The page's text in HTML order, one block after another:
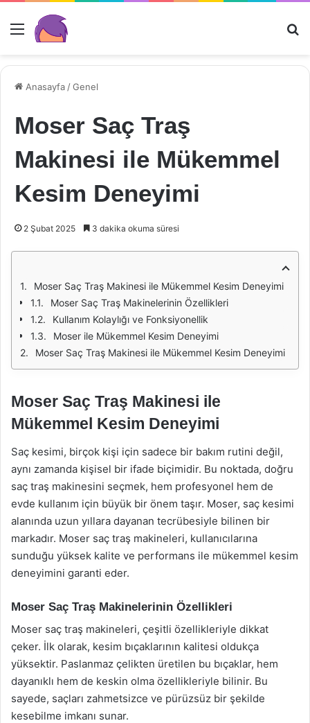
Menü
Anasayfa /Genel
Moser Saç Traş
Makinesi ile Mükemmel
Kesim Deneyimi
2 Şubat 2025 3 dakika okuma süresi
Moser Saç Traş Makinesi ile Mükemmel Kesim Deneyimi
Moser Saç Traş Makinelerinin Özellikleri
Kullanım Kolaylığı ve Fonksiyonellik
Moser ile Mükemmel Kesim Deneyimi
Moser Saç Traş Makinesi ile Mükemmel Kesim Deneyimi
Moser Saç Traş Makinesi ile
Mükemmel Kesim Deneyimi
Saç kesimi, birçok kişi için sadece bir bakım rutini değil,
aynı zamanda kişisel bir ifade biçimidir. Bu noktada, doğru
saç traş makinesini seçmek, hem profesyonel hem de
evde kullanım için büyük bir önem taşır. Moser, saç kesimi
alanında uzun yıllara dayanan tecrübesiyle bilinen bir
markadır. Moser saç traş makineleri, kullanıcılarına
sunduğu yüksek kalite ve performans ile mükemmel kesim
deneyimini garanti eder.
Moser Saç Traş Makinelerinin Özellikleri
Moser saç traş makineleri, çeşitli özellikleriyle dikkat
çeker. İlk olarak, kesim bıçaklarının kalitesi oldukça
yüksektir. Paslanmaz çelikten üretilen bu bıçaklar, hem
dayanıklı hem de keskin olma özellikleriyle bilinir. Bu
sayede, saçları zahmetsizce ve pürüzsüz bir şekilde
kesebilme imkanı sunar.